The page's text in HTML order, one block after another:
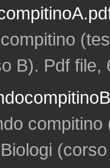
B). Pdf file,
compitino